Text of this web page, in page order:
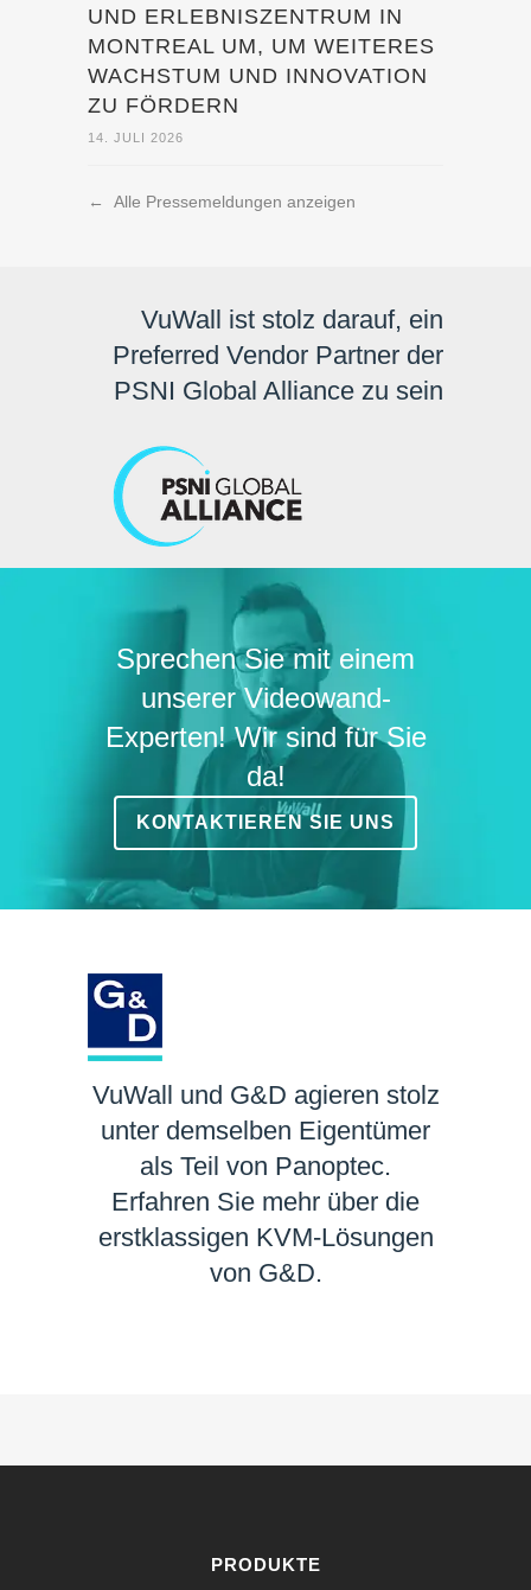
ND ERLEBNISZENTRUM IN M
ONTREAL UM, UM WEITERES W
ACHSTUM UND INNOVATION Z
U FÖRDERN
14. JULI 2026
← Alle Pressemeldungen anzeigen
VuWall ist stolz darauf, ein
Preferred Vendor Partner der
PSNI Global Alliance zu sein
Sprechen Sie mit einem
unserer Videowand-
Experten! Wir sind für Sie
da!
KONTAKTIEREN SIE UNS
VuWall und G&D agieren stolz
unter demselben Eigentümer
als Teil von Panoptec.
Erfahren Sie mehr über die
erstklassigen KVM-Lösungen
von G&D.
PRODUKTE